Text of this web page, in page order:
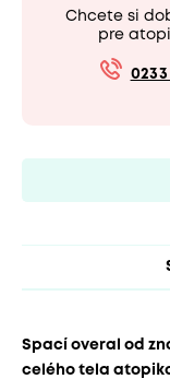
Chcete si
pre
0233
Spací overal od
celého tela